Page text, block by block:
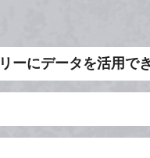
ーにデータを活用で